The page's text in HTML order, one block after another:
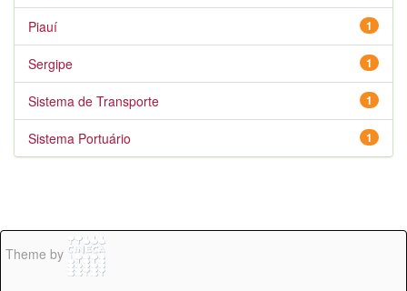
1
Piauí
1
Sergipe
1
Sistema de Transporte
1
Sistema Portuário
Theme by